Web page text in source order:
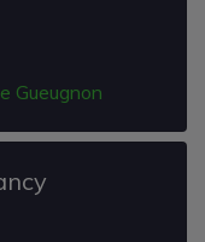
Gueugnon